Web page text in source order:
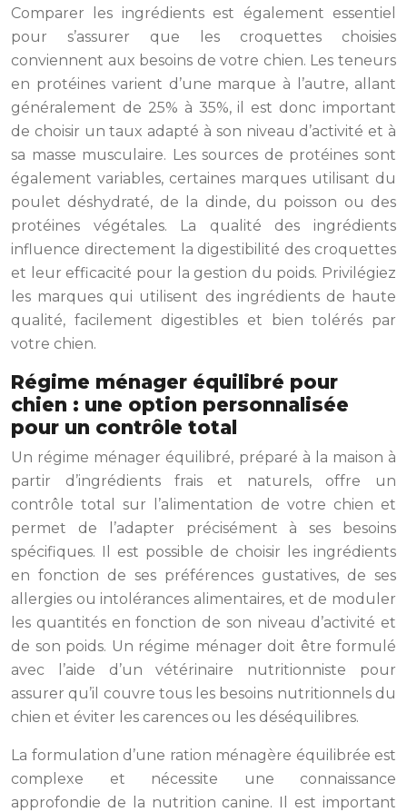
Comparer les ingrédients est également essentiel
pour s’assurer que les croquettes choisies
conviennent aux besoins de votre chien. Les teneurs
en protéines varient d’une marque à l’autre, allant
généralement de 25% à 35%, il est donc important
de choisir un taux adapté à son niveau d’activité et à
sa masse musculaire. Les sources de protéines sont
également variables, certaines marques utilisant du
poulet déshydraté, de la dinde, du poisson ou des
protéines végétales. La qualité des ingrédients
influence directement la digestibilité des croquettes
et leur efficacité pour la gestion du poids. Privilégiez
les marques qui utilisent des ingrédients de haute
qualité, facilement digestibles et bien tolérés par
votre chien.
Régime ménager équilibré pour
chien : une option personnalisée
pour un contrôle total
Un régime ménager équilibré, préparé à la maison à
partir d’ingrédients frais et naturels, offre un
contrôle total sur l’alimentation de votre chien et
permet de l’adapter précisément à ses besoins
spécifiques. Il est possible de choisir les ingrédients
en fonction de ses préférences gustatives, de ses
allergies ou intolérances alimentaires, et de moduler
les quantités en fonction de son niveau d’activité et
de son poids. Un régime ménager doit être formulé
avec l’aide d’un vétérinaire nutritionniste pour
assurer qu’il couvre tous les besoins nutritionnels du
chien et éviter les carences ou les déséquilibres.
La formulation d’une ration ménagère équilibrée est
complexe et nécessite une connaissance
approfondie de la nutrition canine. Il est important